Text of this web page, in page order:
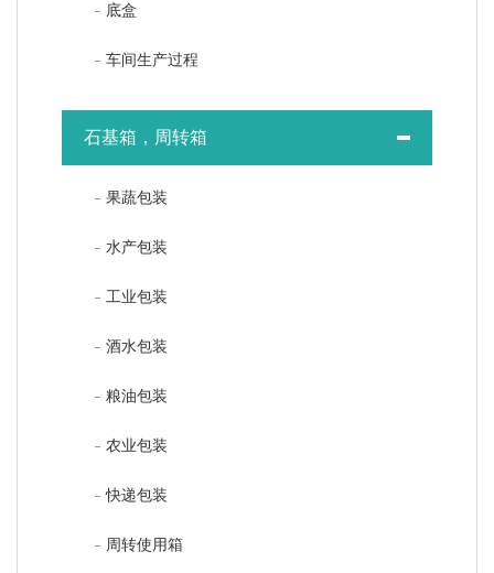
底盒
车间生产过程
石基箱，周转箱
果蔬包装
水产包装
工业包装
酒水包装
粮油包装
农业包装
快递包装
周转使用箱